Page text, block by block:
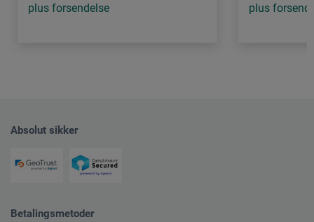
plus forsendelse plus
Absolut sikker
Betalingsmetoder